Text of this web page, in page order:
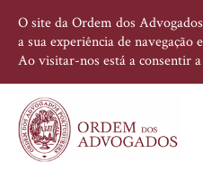
O site da Ordem dos
a sua experiência de navegação
Ao visitar-nos está a consentir